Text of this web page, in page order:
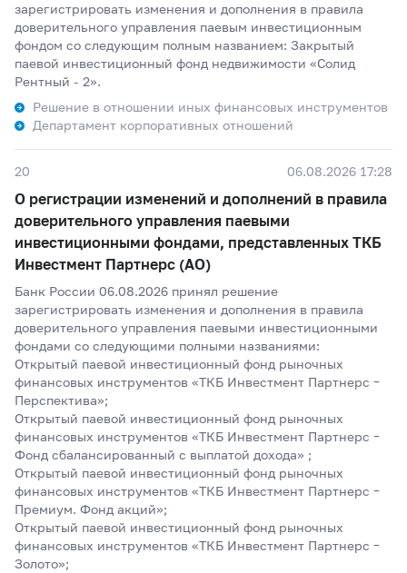
зарегистрировать изменения и дополнения в правила
доверительного управления паевым инвестиционным
фондом со следующим полным названием: Закрытый
паевой инвестиционный фонд недвижимости «Солид
Рентный - 2».
Решение в отношении иных финансовых инструментов
Департамент корпоративных отношений
20 06.08.2026 17:28
О регистрации изменений и дополнений в правила
доверительного управления паевыми
инвестиционными фондами, представленных ТКБ
Инвестмент Партнерс (АО)
Банк России 06.08.2026 принял решение
зарегистрировать изменения и дополнения в правила
доверительного управления паевыми инвестиционными
фондами со следующими полными названиями:
Открытый паевой инвестиционный фонд рыночных
финансовых инструментов «ТКБ Инвестмент Партнерс –
Перспектива»;
Открытый паевой инвестиционный фонд рыночных
финансовых инструментов «ТКБ Инвестмент Партнерс –
Фонд сбалансированный с выплатой дохода» ;
Открытый паевой инвестиционный фонд рыночных
финансовых инструментов «ТКБ Инвестмент Партнерс –
Премиум. Фонд акций»;
Открытый паевой инвестиционный фонд рыночных
финансовых инструментов «ТКБ Инвестмент Партнерс –
Золото»;